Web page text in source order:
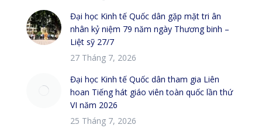
Đại học Kinh tế Quốc dân gặp mặt tri ân
nhân kỷ niệm 79 năm ngày Thương binh –
Liệt sỹ 27/7
27 Tháng 7, 2026
Đại học Kinh tế Quốc dân tham gia Liên
hoan Tiếng hát giáo viên toàn quốc lần thứ
VI năm 2026
25 Tháng 7, 2026